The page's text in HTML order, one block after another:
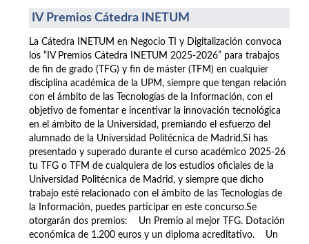
IV Premios Cátedra INETUM
La Cátedra INETUM en Negocio TI y Digitalización convoca
los “IV Premios Cátedra INETUM 2025-2026” para trabajos
de fin de grado (TFG) y fin de máster (TFM) en cualquier
disciplina académica de la UPM, siempre que tengan relación
con el ámbito de las Tecnologías de la Información, con el
objetivo de fomentar e incentivar la innovación tecnológica
en el ámbito de la Universidad, premiando el esfuerzo del
alumnado de la Universidad Politécnica de Madrid.Si has
presentado y superado durante el curso académico 2025-26
tu TFG o TFM de cualquiera de los estudios oficiales de la
Universidad Politécnica de Madrid, y siempre que dicho
trabajo esté relacionado con el ámbito de las Tecnologías de
la Información, puedes participar en este concurso.Se
otorgarán dos premios: Un Premio al mejor TFG. Dotación
económica de 1.200 euros y un diploma acreditativo. Un